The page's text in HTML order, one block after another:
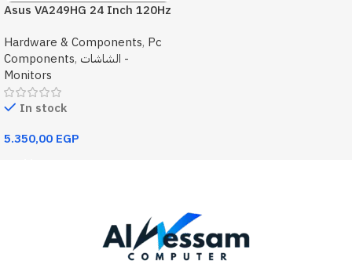
Asus VA249HG 24 Inch 120Hz
Hardware & Components, Pc
Components, الشاشات -
Monitors
In stock
5.350,00 EGP